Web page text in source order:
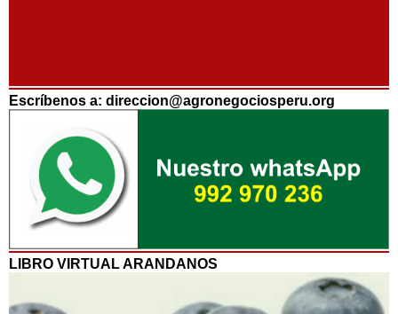
Escríbenos a: direccion@agronegociosperu.org
LIBRO VIRTUAL ARANDANOS